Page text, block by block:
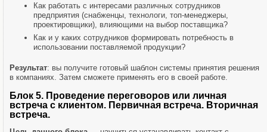
Как работать с интересами различных сотрудников
предприятия (снабженцы, технологи, топ-менеджеры,
проектировщики), влияющими на выбор поставщика?
Как и у каких сотрудников формировать потребность в
использовании поставляемой продукции?
Результат: вы получите готовый шаблон системы принятия решения
в компаниях. Затем сможете применять его в своей работе.
Блок 5. Проведение переговоров или личная
встреча с клиентом. Первичная встреча. Вторичная
встреча.